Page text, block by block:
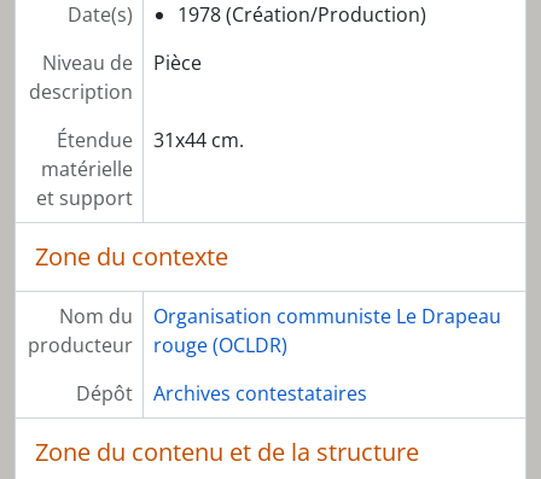
Date(s)
1978 (Création/Production)
Niveau de
description
Pièce
Étendue
matérielle
et support
31x44 cm.
Zone du contexte
Nom du
producteur
Organisation communiste Le Drapeau
rouge (OCLDR)
Dépôt
Archives contestataires
Zone du contenu et de la structure